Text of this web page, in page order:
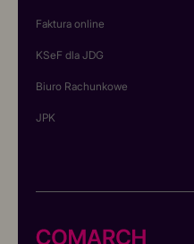
Faktura online
KSeF dla JDG
Biuro Rachunkowe
JPK